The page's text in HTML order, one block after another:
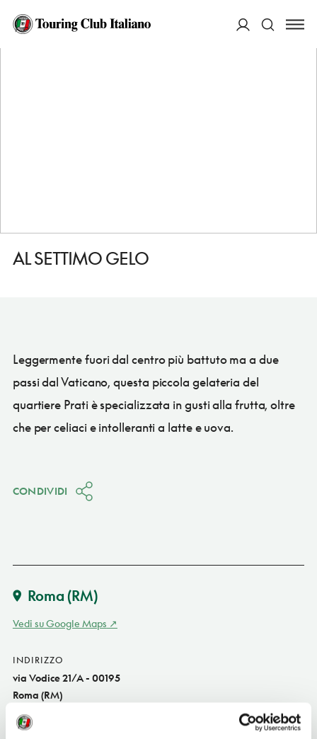
HOME
AL SETTIMO GELO
Leggermente fuori dal centro più battuto ma a due
passi dal Vaticano, questa piccola gelateria del
quartiere Prati è specializzata in gusti alla frutta, oltre
che per celiaci e intolleranti a latte e uova.
CONDIVIDI
Roma (RM)
Vedi su Google Maps
INDIRIZZO
via Vodice 21/A - 00195
Roma (RM)
Lazio IT